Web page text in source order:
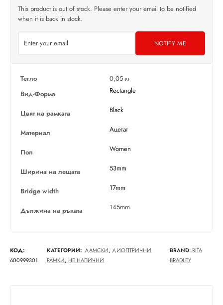
This product is out of stock. Please enter your email to be notified
when it is back in stock.
NOTIFY ME
Тегло
0,05 кг
Вид-Форма
Rectangle
Цвят на рамката Black
Материал Ацетат
Пол Women
Ширина на лещата 53mm
Bridge width 17mm
Дължина на ръката 145mm
КОД:
600999301
КАТЕГОРИИ: ДАМСКИ,ДИОПТРИЧНИ
РАМКИ, НЕ НАЛИЧНИ
BRAND: RITA
BRADLEY